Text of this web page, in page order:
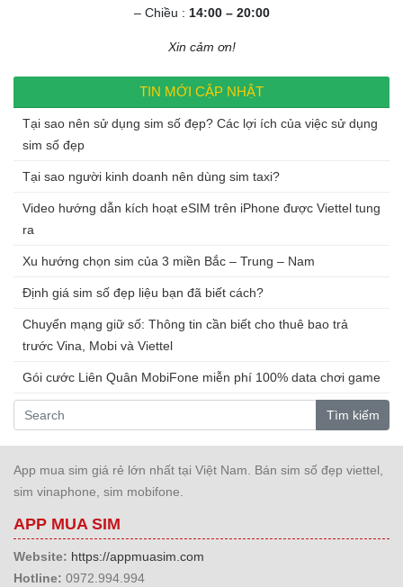
– Chiều : 14:00 – 20:00
Xin cảm ơn!
TIN MỚI CẬP NHẬT
Tại sao nên sử dụng sim số đẹp? Các lợi ích của việc sử dụng
sim số đẹp
Tại sao người kinh doanh nên dùng sim taxi?
Video hướng dẫn kích hoạt eSIM trên iPhone được Viettel tung
ra
Xu hướng chọn sim của 3 miền Bắc – Trung – Nam
Định giá sim số đẹp liệu bạn đã biết cách?
Chuyển mạng giữ số: Thông tin cần biết cho thuê bao trả
trước Vina, Mobi và Viettel
Gói cước Liên Quân MobiFone miễn phí 100% data chơi game
Tìm kiếm
App mua sim giá rẻ lớn nhất tại Việt Nam. Bán sim số đẹp viettel,
sim vinaphone, sim mobifone.
APP MUA SIM
Website: https://appmuasim.com
Hotline: 0972.994.994